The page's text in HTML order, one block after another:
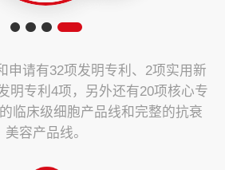
申请有32项发明专利、2项实用新
明专利4项，另外还有20项核心专
临床级细胞产品线和完整的抗衰
美容产品线。